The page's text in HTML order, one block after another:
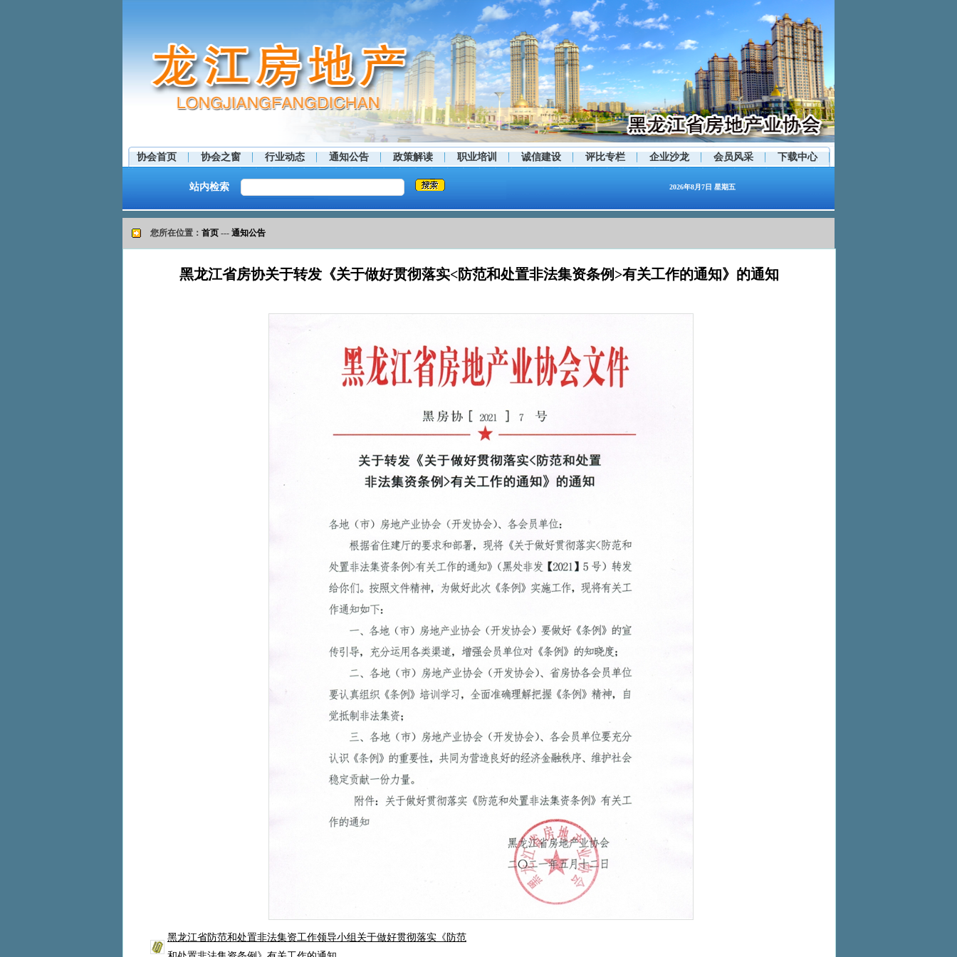
协会首页 协会之窗 行业动态 通知公告 政策解读 职业培训 诚信建设 评比专栏 企业沙龙 会员风采 下载中心
站内检索 2026年8月7日 星期五
您所在位置： 首页 --- 通知公告
黑龙江省房协关于转发《关于做好贯彻落实<防范和处置非法集资条例>有关工作的通知》的通知
黑龙江省防范和处置非法集资工作领导小组关于做好贯彻落实《防范